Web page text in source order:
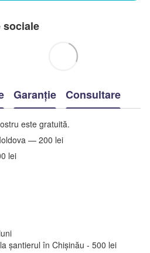
sociale
Garanție Consultare
este gratuită.
— 200 lei
lei
șantierul în Chișinău - 500 lei